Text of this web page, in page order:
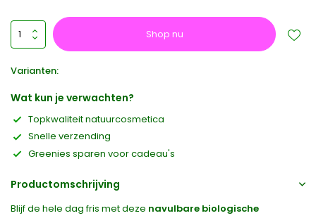
Shop nu
Varianten:
Wat kun je verwachten?
Topkwaliteit natuurcosmetica
Snelle verzending
Greenies sparen voor cadeau's
Productomschrijving
Blijf de hele dag fris met deze navulbare biologische